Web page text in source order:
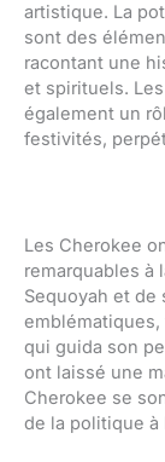
artistique. La
sont des
racontant une
et spirituels.
également un
festivités,
Les Cherokee
remarquables à
Sequoyah et de
qui guida son
ont laissé une
Cherokee se
de la politique à